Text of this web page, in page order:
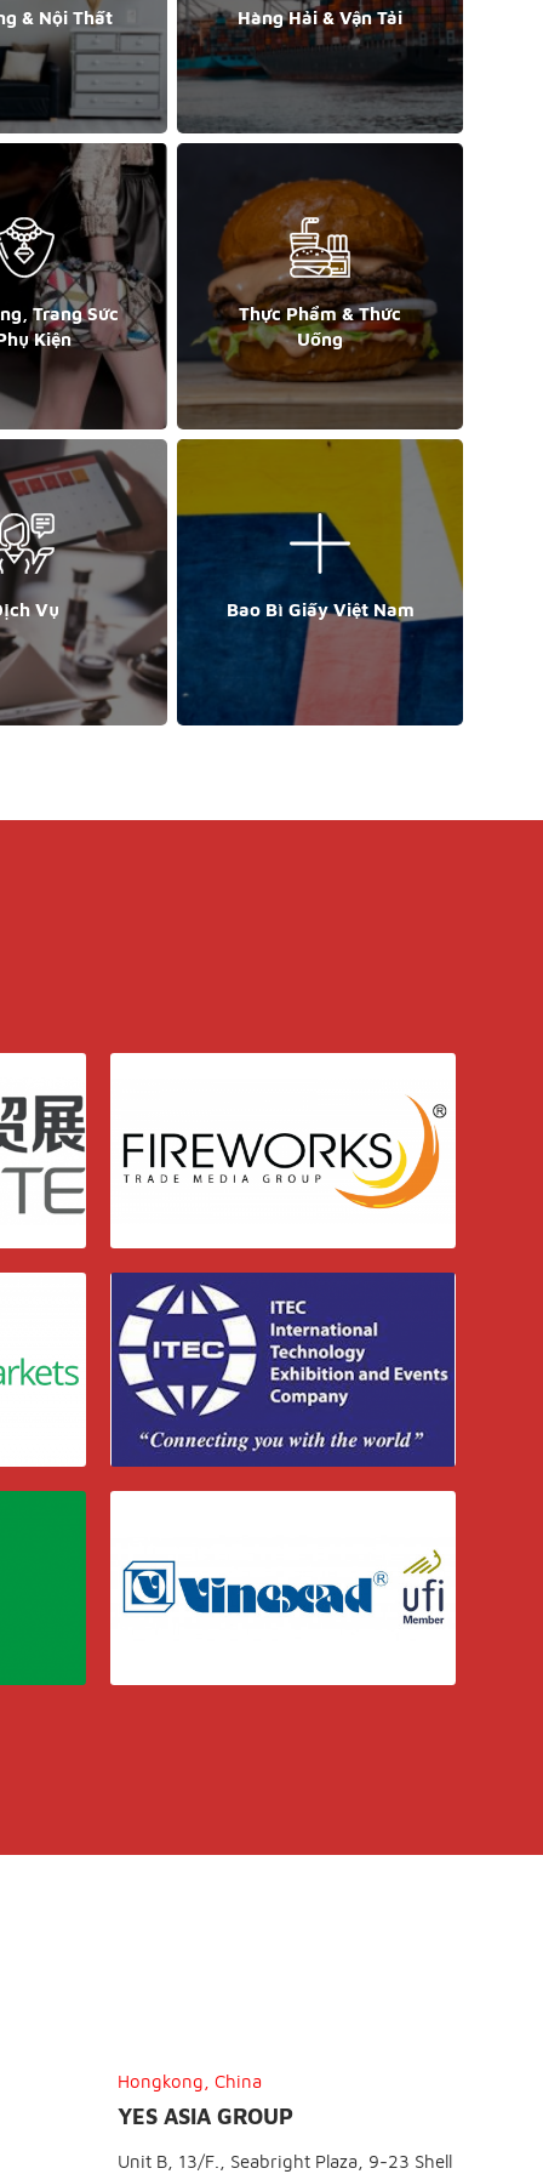
& Nội Thất Hàng Hải & Vận Tải
Trang Sức
Kiện
Thực Phẩm & Thức
Uống
Vụ Bao Bì Giấy Việt Nam
Hongkong, China
YES ASIA GROUP
Unit B, 13/F., Seabright Plaza, 9-23 Shell